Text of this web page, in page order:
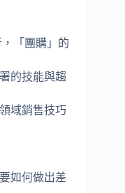
「團購」的
的技能與趨
域銷售技巧
如何做出差